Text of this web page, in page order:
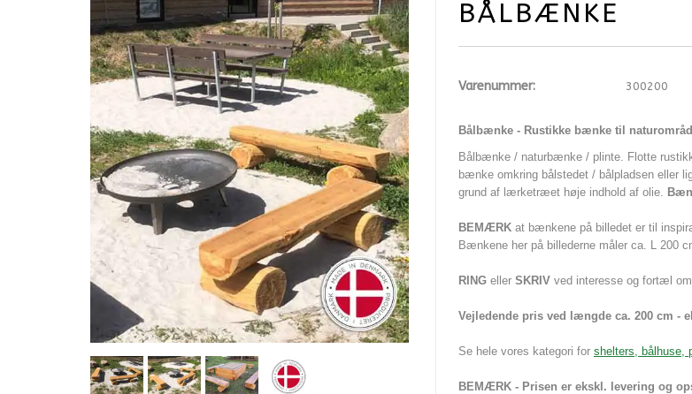
BÅLBÆNKE
Varenummer: 300200
Bålbænke - Rustikke bænke til
Bålbænke / naturbænke / plinte. Flotte
bænke omkring bålstedet / bålpladsen eller
grund af lærketræet høje indhold af olie.
BEMÆRK at bænkene på billedet er til
Bænkene her på billederne måler ca. L 200
RING eller SKRIV ved interesse og fortæl
Vejledende pris ved længde ca. 200 cm -
Se hele vores kategori for shelters, bålhuse,
BEMÆRK - Prisen er ekskl. levering og